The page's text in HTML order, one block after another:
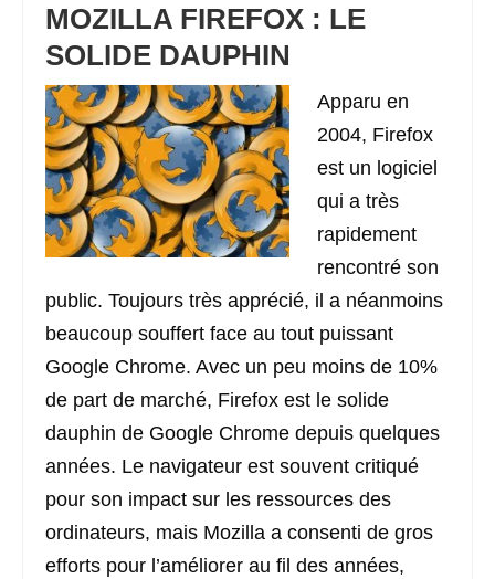
MOZILLA FIREFOX : LE
SOLIDE DAUPHIN
Apparu en
2004, Firefox
est un logiciel
qui a très
rapidement
rencontré son
public. Toujours très apprécié, il a néanmoins
beaucoup souffert face au tout puissant
Google Chrome. Avec un peu moins de 10%
de part de marché, Firefox est le solide
dauphin de Google Chrome depuis quelques
années. Le navigateur est souvent critiqué
pour son impact sur les ressources des
ordinateurs, mais Mozilla a consenti de gros
efforts pour l’améliorer au fil des années,